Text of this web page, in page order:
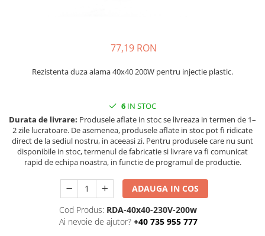
Rezistente electrice plate mica
Rezistență microtubulară
77,19 RON
Rezistenta duza alama 40x40 200W pentru injectie plastic.
6 IN STOC
Durata de livrare: Produsele aflate in stoc se livreaza in termen de 1–
2 zile lucratoare. De asemenea, produsele aflate in stoc pot fi ridicate
direct de la sediul nostru, in aceeasi zi. Pentru produsele care nu sunt
disponibile in stoc, termenul de fabricatie si livrare va fi comunicat
rapid de echipa noastra, in functie de programul de productie.
ADAUGA IN COS
Cod Produs: RDA-40x40-230V-200w
Ai nevoie de ajutor? +40 735 955 777